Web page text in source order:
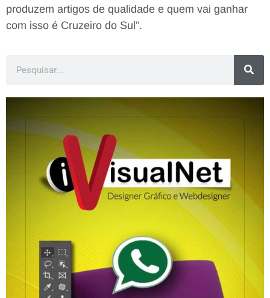
produzem artigos de qualidade e quem vai ganhar
com isso é Cruzeiro do Sul”.